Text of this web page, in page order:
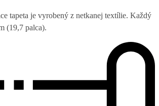
tapeta je vyrobený z netkanej textílie. Každý
(19,7 palca).